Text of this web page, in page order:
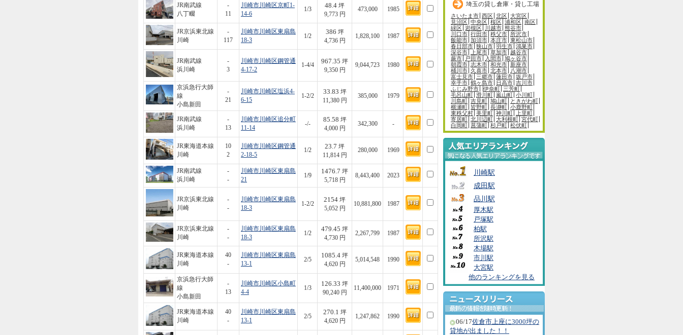
埼玉の貸し倉庫・貸し工場
さいたま市 西区 北区 大宮区
見沼区 中央区 桜区 浦和区 南区
緑区 岩槻区 川越市 熊谷市
川口市 行田市 秩父市 所沢市
飯能市 加須市 本庄市 東松山市
春日部市 狭山市 羽生市 鴻巣市
深谷市
上尾市 草加市 越谷市
蕨市
戸田市 入間市 鳩ヶ谷市
朝霞市 志木市 和光市 新座市
桶川市 久喜市 北本市
八潮市
富士見市 三郷市 蓮田市 坂戸市
幸手市 鶴ヶ島市 日高市 吉川市
ふじみ野市
伊奈町 三芳町
毛呂山町 滑川町 嵐山町 小川町
川島町 吉見町 鳩山町
ときがわ町
横瀬町 皆野町 長瀞町 小鹿野町
東秩父村 美里町 神川町
上里町
寄居町 北川辺町 大利根町 宮代町
白岡町 菖蒲町 杉戸町 松伏町
川崎駅
成田駅
品川駅
厚木駅
戸塚駅
柏駅
所沢駅
木場駅
市川駅
大宮駅
他のランキングを見る
06/17佐倉市上座に3000坪の
貸地が出ました！！
JR南武線
八丁畷
-
11
川崎市川崎区京町1-
14-6
1/3
48.4 坪
9,773 円
473,000 1985
JR京浜東北線
川崎
-
117
川崎市川崎区東扇島
18-3
1/2
386 坪
4,736 円
1,828,100 1987
JR南武線
浜川崎
-
3
川崎市川崎区鋼管通
4-17-2
1-4/4
967.35 坪
9,350 円
9,044,723 1980
京浜急行大師
線
小島新田
-
21
川崎市川崎区塩浜4-
6-15
1-2/2
33.83 坪
11,380 円
385,000 1979
JR南武線
浜川崎
-
13
川崎市川崎区追分町
11-14
-/-
85.58 坪
4,000 円
342,300 -
JR東海道本線
川崎
10
2
川崎市川崎区鋼管通
2-18-5
1/2
23.7 坪
11,814 円
280,000 1969
JR南武線
浜川崎
-
-
川崎市川崎区東扇島
21
1/9
1476.7 坪
5,718 円
8,443,400 2023
JR京浜東北線
川崎
-
-
川崎市川崎区東扇島
18-3
1-2/2
2154 坪
5,052 円
10,881,800 1987
JR京浜東北線
川崎
-
-
川崎市川崎区東扇島
18-3
1/2
479.45 坪
4,730 円
2,267,799 1987
JR東海道本線
川崎
40
-
川崎市川崎区東扇島
13-1
2/5
1085.4 坪
4,620 円
5,014,548 1990
京浜急行大師
線
小島新田
-
13
川崎市川崎区小島町
4-4
1/3
126.33 坪
90,240 円
11,400,000 1971
JR東海道本線
川崎
40
-
川崎市川崎区東扇島
13-1
2/5
270.1 坪
4,620 円
1,247,862 1990